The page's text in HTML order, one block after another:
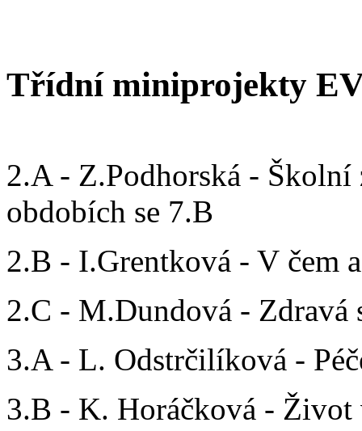
Třídní miniprojekty
2.A - Z.Podhorská - Školní
obdobích se 7.B
2.B - I.Grentková - V čem
2.C - M.Dundová - Zdravá
3.A - L. Odstrčilíková -
3.B - K. Horáčková - Život